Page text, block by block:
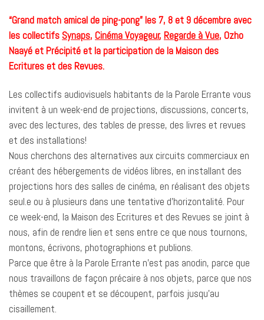
“Grand match amical de ping-pong” les 7, 8 et 9 décembre avec
les collectifs Synaps, Cinéma Voyageur, Regarde à Vue, Ozho
Naayé et Précipité et la participation de la Maison des
Ecritures et des Revues.
Les collectifs audiovisuels habitants de la Parole Errante vous
invitent à un week-end de projections, discussions, concerts,
avec des lectures, des tables de presse, des livres et revues
et des installations!
Nous cherchons des alternatives aux circuits commerciaux en
créant des hébergements de vidéos libres, en installant des
projections hors des salles de cinéma, en réalisant des objets
seul.e ou à plusieurs dans une tentative d’horizontalité. Pour
ce week-end, la Maison des Ecritures et des Revues se joint à
nous, afin de rendre lien et sens entre ce que nous tournons,
montons, écrivons, photographions et publions.
Parce que être à la Parole Errante n’est pas anodin, parce que
nous travaillons de façon précaire à nos objets, parce que nos
thèmes se coupent et se découpent, parfois jusqu’au
cisaillement.